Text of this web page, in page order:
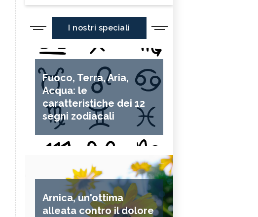
I nostri speciali
Fuoco, Terra, Aria,
Acqua: le
caratteristiche dei 12
segni zodiacali
Arnica, un'ottima
alleata contro il dolore